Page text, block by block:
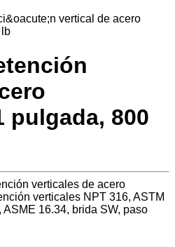
pulgada, 800
verticales de acero
verticales NPT 316, ASTM
16.34, brida SW, paso